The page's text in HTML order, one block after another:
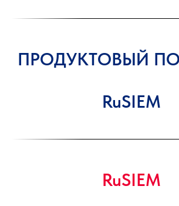
ПРОДУКТОВЫЙ
RuSIEM
RuSIEM